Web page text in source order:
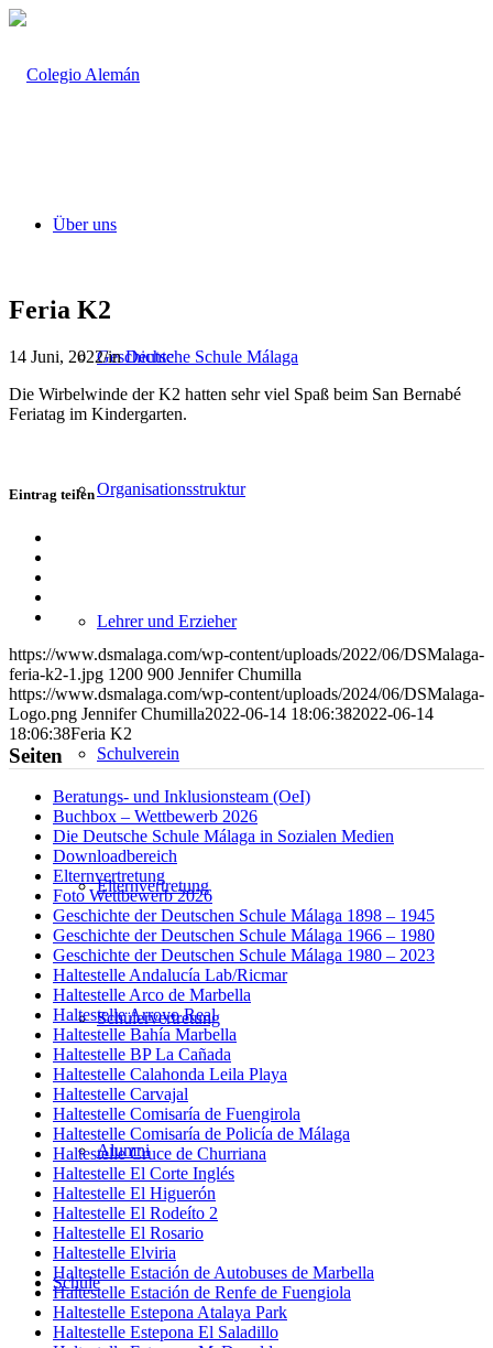
Über uns
Geschichte
Organisationsstruktur
Lehrer und Erzieher
Schulverein
Elternvertretung
Schülervertretung
Alumni
Schule
Feria K2
14 Juni, 2022/inDeutsche Schule Málaga
Die Wirbelwinde der K2 hatten sehr viel Spaß beim San Bernabé
Feriatag im Kindergarten.
Eintrag teilen
WhatsApp
Mail
teilen
https://www.dsmalaga.com/wp-content/uploads/2022/06/DSMalaga-
feria-k2-1.jpg 1200 900 Jennifer Chumilla
https://www.dsmalaga.com/wp-content/uploads/2024/06/DSMalaga-
Logo.png Jennifer Chumilla2022-06-14 18:06:382022-06-14
18:06:38Feria K2
Seiten
Beratungs- und Inklusionsteam (OeI)
Buchbox – Wettbewerb 2026
Die Deutsche Schule Málaga in Sozialen Medien
Downloadbereich
Elternvertretung
Foto Wettbewerb 2026
Geschichte der Deutschen Schule Málaga 1898 – 1945
Geschichte der Deutschen Schule Málaga 1966 – 1980
Geschichte der Deutschen Schule Málaga 1980 – 2023
Haltestelle Andalucía Lab/Ricmar
Haltestelle Arco de Marbella
Haltestelle Arroyo Real
Haltestelle Bahía Marbella
Haltestelle BP La Cañada
Haltestelle Calahonda Leila Playa
Haltestelle Carvajal
Haltestelle Comisaría de Fuengirola
Haltestelle Comisaría de Policía de Málaga
Haltestelle Cruce de Churriana
Haltestelle El Corte Inglés
Haltestelle El Higuerón
Haltestelle El Rodeíto 2
Haltestelle El Rosario
Haltestelle Elviria
Haltestelle Estación de Autobuses de Marbella
Haltestelle Estación de Renfe de Fuengiola
Haltestelle Estepona Atalaya Park
Haltestelle Estepona El Saladillo